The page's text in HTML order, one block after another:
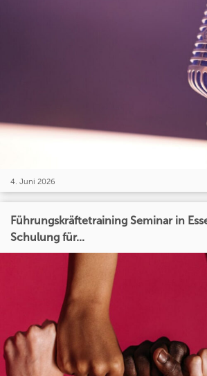
4. Juni 2026
Führungskräftetraining Seminar in
Schulung für...